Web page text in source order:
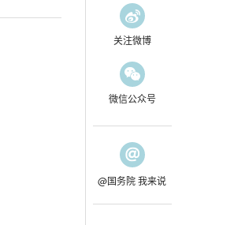
关注微博
微信公众号
@国务院 我来说